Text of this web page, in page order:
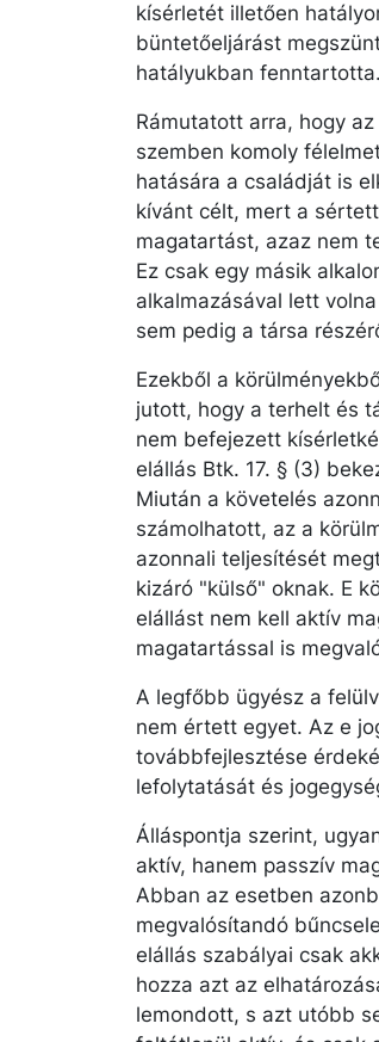
kísérletét illetően
büntetőeljárást
hatályukban fenntartotta.
Rámutatott arra, hogy
szemben komoly
hatására a családját is
kívánt célt, mert a
magatartást, azaz nem
Ez csak egy másik
alkalmazásával lett
sem pedig a társa
Ezekből a
jutott, hogy a terhelt és
nem befejezett
elállás Btk. 17. § (3)
Miután a követelés
számolhatott, az a
azonnali teljesítését
kizáró "külső" oknak. E
elállást nem kell aktív
magatartással is
A legfőbb ügyész a
nem értett egyet. Az e
továbbfejlesztése
lefolytatását és
Álláspontja szerint,
aktív, hanem passzív
Abban az esetben
megvalósítandó
elállás szabályai csak
hozza azt az
lemondott, s azt utóbb